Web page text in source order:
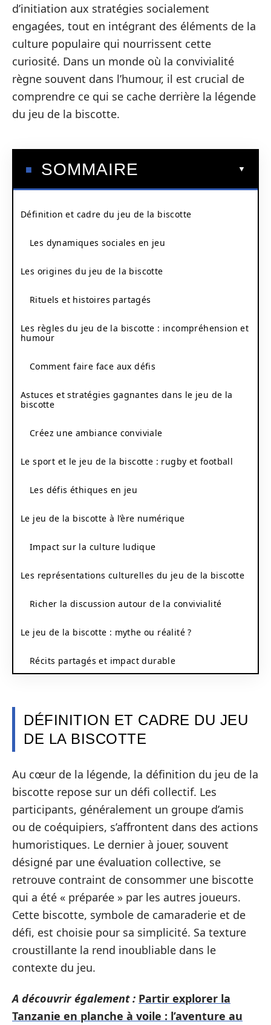
d’initiation aux stratégies socialement
engagées, tout en intégrant des éléments de la
culture populaire qui nourrissent cette
curiosité. Dans un monde où la convivialité
règne souvent dans l’humour, il est crucial de
comprendre ce qui se cache derrière la légende
du jeu de la biscotte.
SOMMAIRE
Définition et cadre du jeu de la biscotte
Les dynamiques sociales en jeu
Les origines du jeu de la biscotte
Rituels et histoires partagés
Les règles du jeu de la biscotte : incompréhension et
humour
Comment faire face aux défis
Astuces et stratégies gagnantes dans le jeu de la
biscotte
Créez une ambiance conviviale
Le sport et le jeu de la biscotte : rugby et football
Les défis éthiques en jeu
Le jeu de la biscotte à l’ère numérique
Impact sur la culture ludique
Les représentations culturelles du jeu de la biscotte
Richer la discussion autour de la convivialité
Le jeu de la biscotte : mythe ou réalité ?
Récits partagés et impact durable
DÉFINITION ET CADRE DU JEU
DE LA BISCOTTE
Au cœur de la légende, la définition du jeu de la
biscotte repose sur un défi collectif. Les
participants, généralement un groupe d’amis
ou de coéquipiers, s’affrontent dans des actions
humoristiques. Le dernier à jouer, souvent
désigné par une évaluation collective, se
retrouve contraint de consommer une biscotte
qui a été « préparée » par les autres joueurs.
Cette biscotte, symbole de camaraderie et de
défi, est choisie pour sa simplicité. Sa texture
croustillante la rend inoubliable dans le
contexte du jeu.
A découvrir également : Partir explorer la
Tanzanie en planche à voile : l’aventure au